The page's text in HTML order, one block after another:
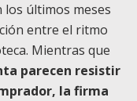
los últimos meses
entre el ritmo
Mientras que
parecen resistir
la firma